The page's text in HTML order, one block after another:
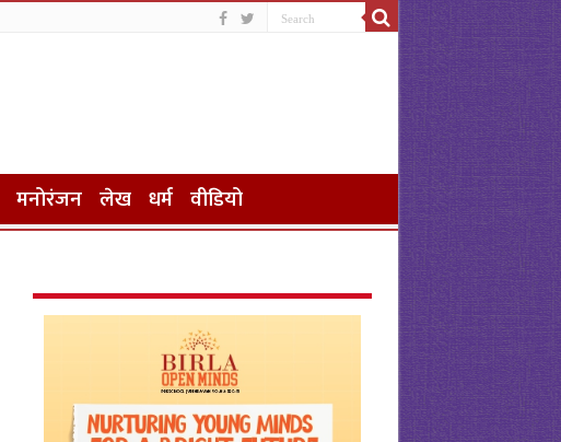
मनोरंजन लेख धर्म वीडियो